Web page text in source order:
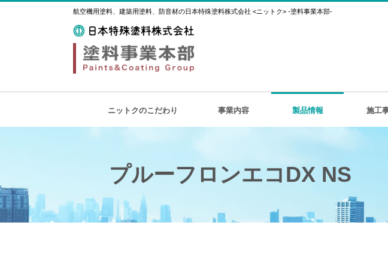
航空機用塗料、建築用塗料、防音材の日本特殊塗料株式会社 <ニットク> -塗料事業本部-
ニットクのこだわり 事業内容 製品情報 施工
プルーフロンエコDX NS